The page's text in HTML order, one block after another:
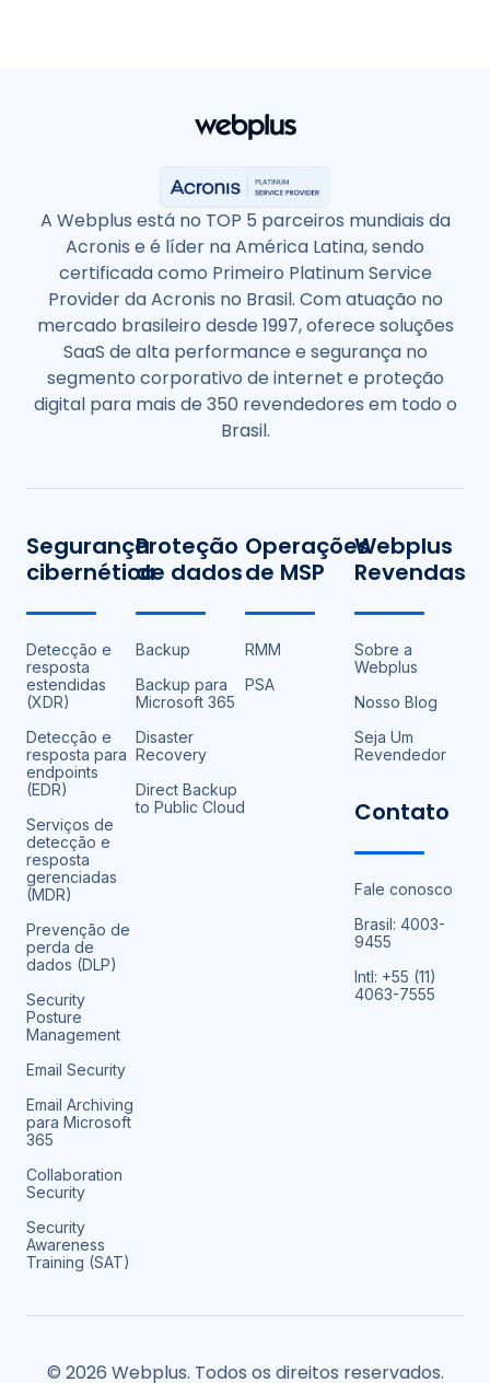
A Webplus está no TOP 5 parceiros mundiais da
Acronis e é líder na América Latina, sendo
certificada como Primeiro Platinum Service
Provider da Acronis no Brasil. Com atuação no
mercado brasileiro desde 1997, oferece soluções
SaaS de alta performance e segurança no
segmento corporativo de internet e proteção
digital para mais de 350 revendedores em todo o
Brasil.
Segurança
cibernética
Detecção e
resposta
estendidas
(XDR)
Detecção e
resposta para
endpoints
(EDR)
Serviços de
detecção e
resposta
gerenciadas
(MDR)
Prevenção de
perda de
dados (DLP)
Security
Posture
Management
Email Security
Email Archiving
para Microsoft
365
Collaboration
Security
Security
Awareness
Training (SAT)
Proteção
de dados
Backup
Backup para
Microsoft 365
Disaster
Recovery
Direct Backup
to Public Cloud
Operações
de MSP
RMM
PSA
Webplus
Revendas
Sobre a
Webplus
Nosso Blog
Seja Um
Revendedor
Contato
Fale conosco
Brasil: 4003-
9455
Intl: +55 (11)
4063-7555
© 2026 Webplus. Todos os direitos reservados.